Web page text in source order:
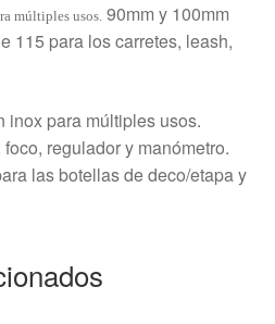
múltiples usos.90mm y 100mm
115 para los carretes, leash,
inox para múltiples usos.
regulador y manómetro.
las botellas de deco/etapa y